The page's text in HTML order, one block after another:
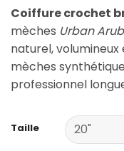
Coiffure crochet
mèches Urban
naturel, volumineux
mèches
professionnel
Taille